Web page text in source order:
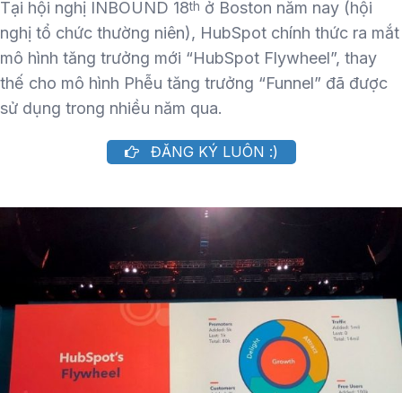
Tại hội nghị INBOUND 18th ở Boston năm nay (hội
nghị tổ chức thường niên), HubSpot chính thức ra mắt
mô hình tăng trưởng mới “HubSpot Flywheel”, thay
thế cho mô hình Phễu tăng trưởng “Funnel” đã được
sử dụng trong nhiều năm qua.
ĐĂNG KÝ LUÔN :)